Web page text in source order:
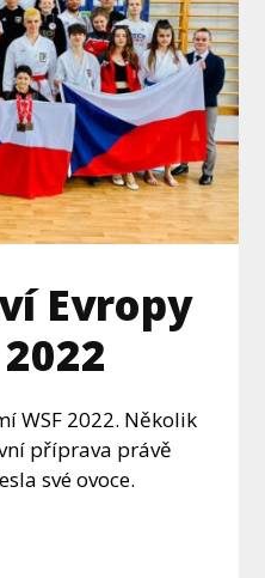
Evropy
WSF 2022. Několik
příprava právě
své ovoce.